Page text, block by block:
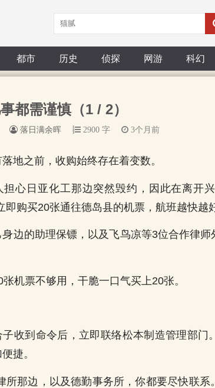
都市 历史 侦探 网游 科幻
都需谨慎（1 / 2）
落日满余晖 2900 字 3个月前
地之前，收购始终存在着变数。
担心日亚化工那边突然毁约，因此在离开
即购买20张通往德岛县的机票，航班越快越
身边的助理保镖，以及飞鸟凉等3位合作律
机票不够用，干脆一口气买上20张。
子收到命令后，立即联络松本制造管理部门
捷。
所那边，以及德勤事务所，你都要尽快联